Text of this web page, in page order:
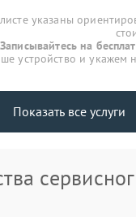
указаны
Записывайтесь на
устройство и укажем
Показать все услуги